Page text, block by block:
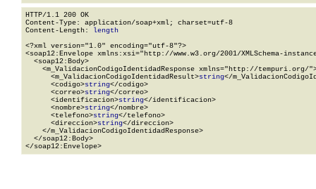
HTTP/1.1 200 OK
Content-Type: application/soap+xml; charset=utf-8
Content-Length: length
<?xml version="1.0" encoding="utf-8"?>
<soap12:Envelope xmlns:xsi="http://www.w3.org/2001/XMLSchema-
  <soap12:Body>
<m_ValidacionCodigoIdentidadResponse xmlns="http://tempuri.org/
      <m_ValidacionCodigoIdentidadResult>
string</
      <codigo>
string</codigo>
      <correo>
string</correo>
      <identificacion>
string</identificacion>
      <nombre>
string</nombre>
      <telefono>
string</telefono>
      <direccion>
string</direccion>
    </m_ValidacionCodigoIdentidadResponse>
  </soap12:Body>
</soap12:Envelope>